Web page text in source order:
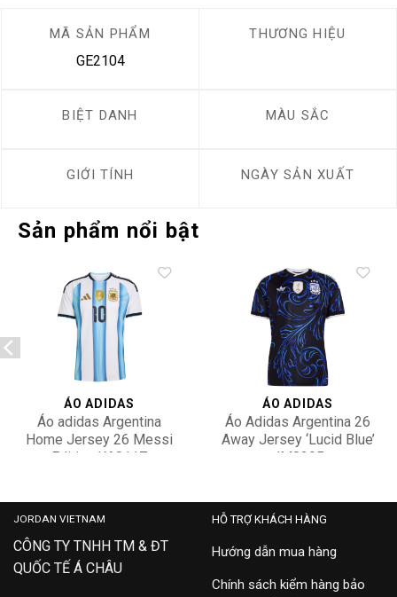
MÃ SẢN PHẨM
GE2104
THƯƠNG HIỆU
BIỆT DANH MÀU SẮC
GIỚI TÍNH NGÀY SẢN XUẤT
Sản phẩm nổi bật
ÁO ADIDAS
Áo adidas Argentina
Home Jersey 26 Messi
Edition KA8117
ÁO ADIDAS
Áo Adidas Argentina 26
Away Jersey ‘Lucid Blue’
JM8395
JORDAN VIETNAM
CÔNG TY TNHH TM & ĐT
QUỐC TẾ Á CHÂU
HỖ TRỢ KHÁCH HÀNG
Hướng dẫn mua hàng
Chính sách kiểm hàng bảo